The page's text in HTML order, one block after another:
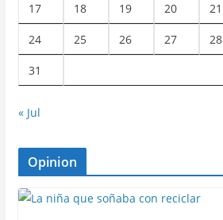
17 18 19 20 21
24 25 26 27 28
31
« Jul
Opinion